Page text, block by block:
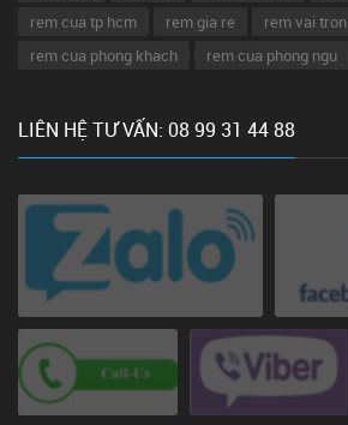
rem cua tp hcm
rem gia re
rem vai tron
rem cua phong khach
rem cua phong ngu
LIÊN HỆ TƯ VẤN: 08 99 31 44 88